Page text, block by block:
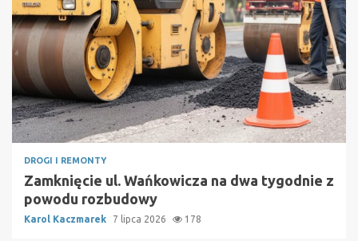
DROGI I REMONTY
Zamknięcie ul. Wańkowicza na dwa tygodnie z
powodu rozbudowy
Karol Kaczmarek 7 lipca 2026 178